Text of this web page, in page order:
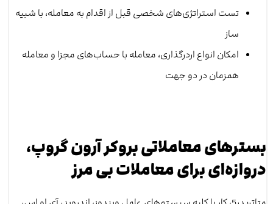
تست استراتژی‌های شخصی قبل از اقدام به معامله، با شبیه
ساز
امکان انواع اردرگذاری، معامله با حساب‌های مجزا و معامله
همزمان در دو جهت
بسترهای معاملاتی بروکر آرون گروپ،
دروازه‌ای برای معاملات بی مرز